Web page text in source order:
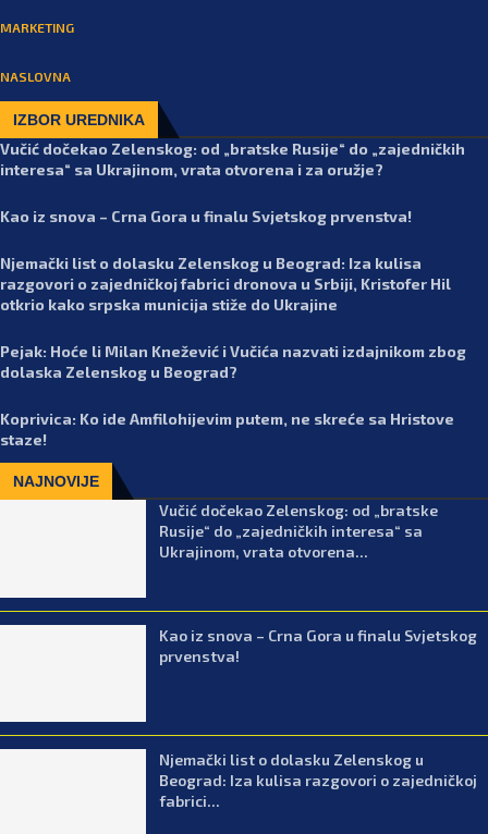
MARKETING
NASLOVNA
IZBOR UREDNIKA
Vučić dočekao Zelenskog: od „bratske Rusije“ do „zajedničkih
interesa“ sa Ukrajinom, vrata otvorena i za oružje?
Kao iz snova – Crna Gora u finalu Svjetskog prvenstva!
Njemački list o dolasku Zelenskog u Beograd: Iza kulisa
razgovori o zajedničkoj fabrici dronova u Srbiji, Kristofer Hil
otkrio kako srpska municija stiže do Ukrajine
Pejak: Hoće li Milan Knežević i Vučića nazvati izdajnikom zbog
dolaska Zelenskog u Beograd?
Koprivica: Ko ide Amfilohijevim putem, ne skreće sa Hristove
staze!
NAJNOVIJE
Vučić dočekao Zelenskog: od „bratske
Rusije“ do „zajedničkih interesa“ sa
Ukrajinom, vrata otvorena...
Kao iz snova – Crna Gora u finalu Svjetskog
prvenstva!
Njemački list o dolasku Zelenskog u
Beograd: Iza kulisa razgovori o zajedničkoj
fabrici...